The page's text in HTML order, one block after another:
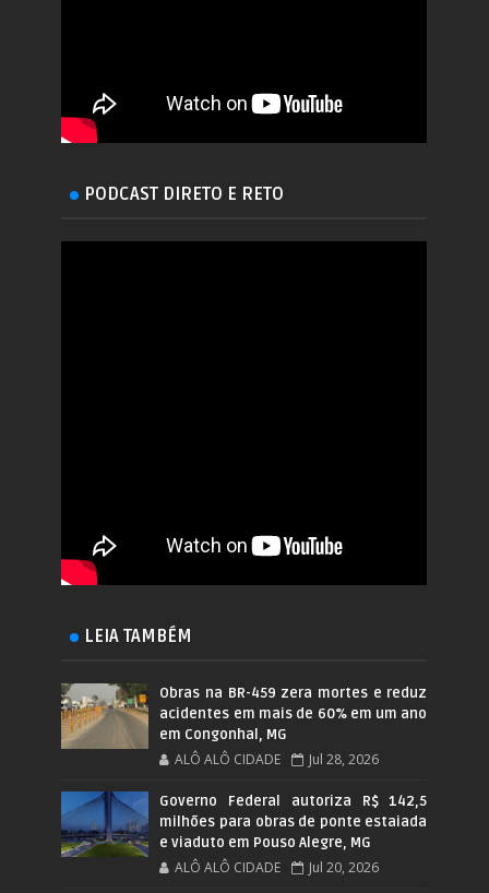
PODCAST DIRETO E RETO
LEIA TAMBÉM
Obras na BR-459 zera mortes e reduz
acidentes em mais de 60% em um ano
em Congonhal, MG
ALÔ ALÔ CIDADE Jul 28, 2026
Governo Federal autoriza R$ 142,5
milhões para obras de ponte estaiada
e viaduto em Pouso Alegre, MG
ALÔ ALÔ CIDADE Jul 20, 2026